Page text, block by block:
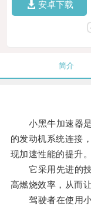
安卓下载
简介
小黑牛加速器是
的发动机系统连接
现加速性能的提升。
它采用先进的技
高燃烧效率，从而
驾驶者在使用小